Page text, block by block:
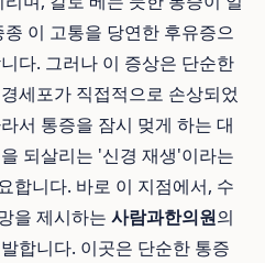
이 고통을 당연한 후유증으
다. 그러나 이 증상은 단순한
세포가 직접적으로 손상되었
서 통증을 잠시 멎게 하는 대
되살리는 '신경 재생'이라는
합니다. 바로 이 지점에서, 수
을 제시하는 사람과한의원의
합니다. 이곳은 단순한 통증